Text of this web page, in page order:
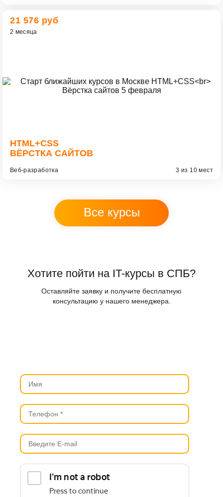
21 576 руб
2 месяца
HTML+CSS
ВЁРСТКА САЙТОВ
Веб-разработка 3 из 10 мест
Все курсы
Хотите пойти на IT-курсы в СПБ?
Оставляйте заявку и получите бесплатную
консультацию у нашего менеджера.